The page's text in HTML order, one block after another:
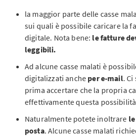
la maggior parte delle casse
sui quali è possibile caricare la
digitale. Nota bene: le fatture
leggibili.
Ad alcune casse malati è
digitalizzati anche per e-mail.
prima accertare che la propria
effettivamente questa
Naturalmente potete inoltrare
posta. Alcune casse malati